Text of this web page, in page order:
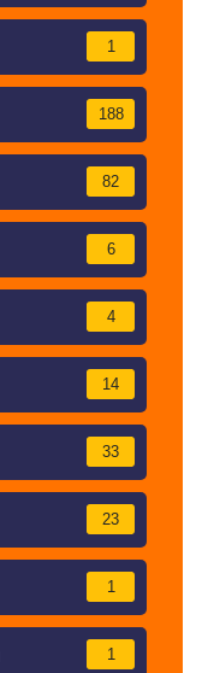
1
188
82
6
4
14
33
23
1
1